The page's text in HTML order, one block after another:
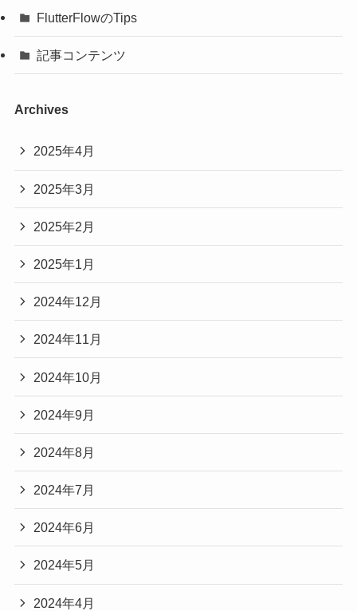
FlutterFlowのTips
記事コンテンツ
Archives
2025年4月
2025年3月
2025年2月
2025年1月
2024年12月
2024年11月
2024年10月
2024年9月
2024年8月
2024年7月
2024年6月
2024年5月
2024年4月